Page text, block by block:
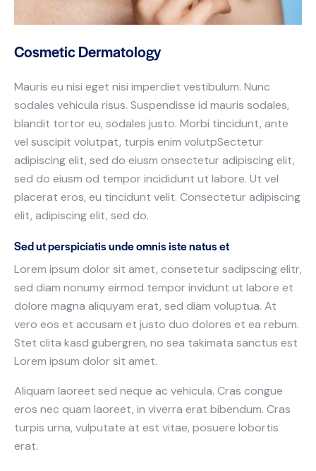
Cosmetic Dermatology
Mauris eu nisi eget nisi imperdiet vestibulum. Nunc
sodales vehicula risus. Suspendisse id mauris sodales,
blandit tortor eu, sodales justo. Morbi tincidunt, ante
vel suscipit volutpat, turpis enim volutpSectetur
adipiscing elit, sed do eiusm onsectetur adipiscing elit,
sed do eiusm od tempor incididunt ut labore. Ut vel
placerat eros, eu tincidunt velit. Consectetur adipiscing
elit, adipiscing elit, sed do.
Sed ut perspiciatis unde omnis iste natus et
Lorem ipsum dolor sit amet, consetetur sadipscing elitr,
sed diam nonumy eirmod tempor invidunt ut labore et
dolore magna aliquyam erat, sed diam voluptua. At
vero eos et accusam et justo duo dolores et ea rebum.
Stet clita kasd gubergren, no sea takimata sanctus est
Lorem ipsum dolor sit amet.
Aliquam laoreet sed neque ac vehicula. Cras congue
eros nec quam laoreet, in viverra erat bibendum. Cras
turpis urna, vulputate at est vitae, posuere lobortis
erat.